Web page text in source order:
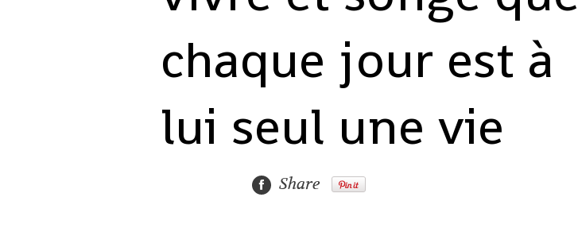
chaque jour est à
lui seul une vie
Share